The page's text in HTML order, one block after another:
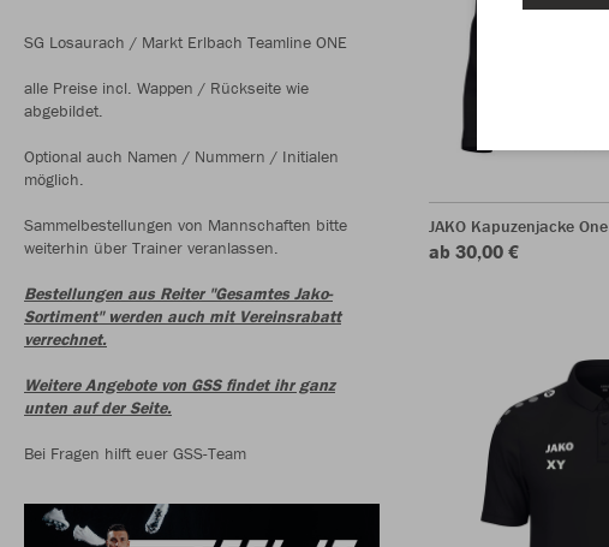
SG Losaurach / Markt Erlbach Teamline ONE
alle Preise incl. Wappen / Rückseite wie
abgebildet.
Optional auch Namen / Nummern / Initialen
möglich.
Sammelbestellungen von Mannschaften bitte
weiterhin über Trainer veranlassen.
Bestellungen aus Reiter "Gesamtes Jako-
Sortiment" werden auch mit Vereinsrabatt
verrechnet.
Weitere Angebote von GSS findet ihr ganz
unten auf der Seite.
Bei Fragen hilft euer GSS-Team
JAKO Kapuzenjacke One
ab 30,00 €